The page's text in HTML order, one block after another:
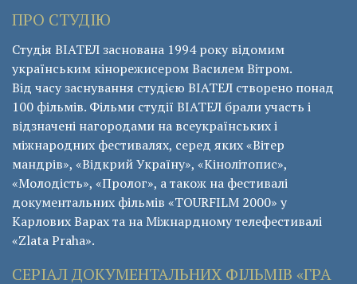
ПРО СТУДІЮ
Студія ВІАТЕЛ заснована 1994 року відомим
українським кінорежисером Василем Вітром.
Від часу заснування студією ВІАТЕЛ створено понад
100 фільмів. Фільми студії ВІАТЕЛ брали участь і
відзначені нагородами на всеукраїнських і
міжнародних фестивалях, серед яких «Вітер
мандрів», «Відкрий Україну», «Кінолітопис»,
«Молодість», «Пролог», а також на фестивалі
документальних фільмів «ТОURFILM 2000» у
Карлових Варах та на Міжнардному телефестивалі
«Zlata Praha».
СЕРІАЛ ДОКУМЕНТАЛЬНИХ ФІЛЬМІВ «ГРА